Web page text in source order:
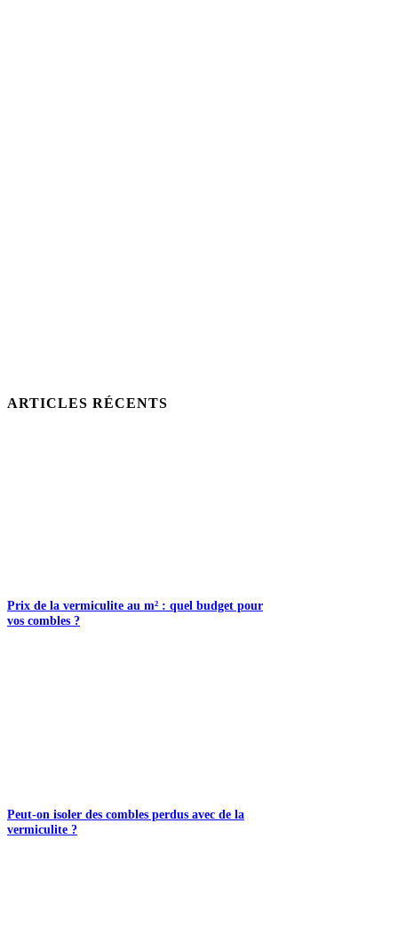
ARTICLES RÉCENTS
Prix de la vermiculite au m² : quel budget pour
vos combles ?
Peut-on isoler des combles perdus avec de la
vermiculite ?